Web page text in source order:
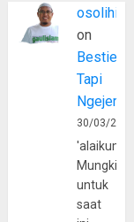
osolihin
on
Bestie
Tapi
30/03/
Mungkin
untuk
saat